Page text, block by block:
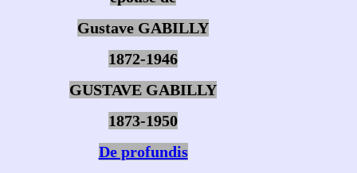
Gustave GABILLY
1872-1946
GUSTAVE GABILLY
1873-1950
De profundis